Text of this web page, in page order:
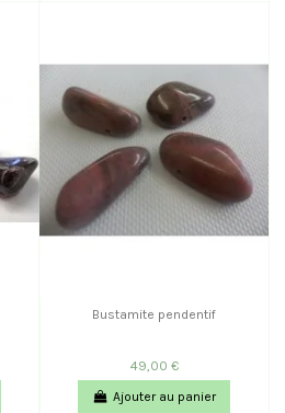
Bustamite pendentif
49,00 €
Ajouter au panier